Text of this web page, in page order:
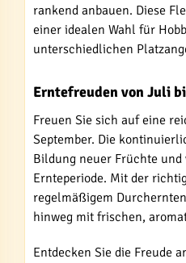
rankend anbauen. Diese
einer idealen Wahl für
unterschiedlichen
Erntefreuden von Juli
Freuen Sie sich auf eine
September. Die
Bildung neuer Früchte und
Ernteperiode. Mit der
regelmäßigem
hinweg mit frischen,
Entdecken Sie die Freude